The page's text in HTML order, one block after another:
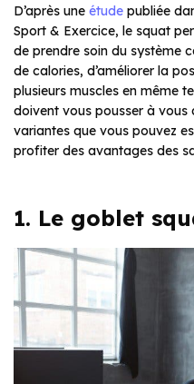
D’après une étude publiée
Sport & Exercice, le squat
de prendre soin du système
de calories, d’améliorer la
plusieurs muscles en même
doivent vous pousser à vous
variantes que vous pouvez
profiter des avantages des
1. Le goblet